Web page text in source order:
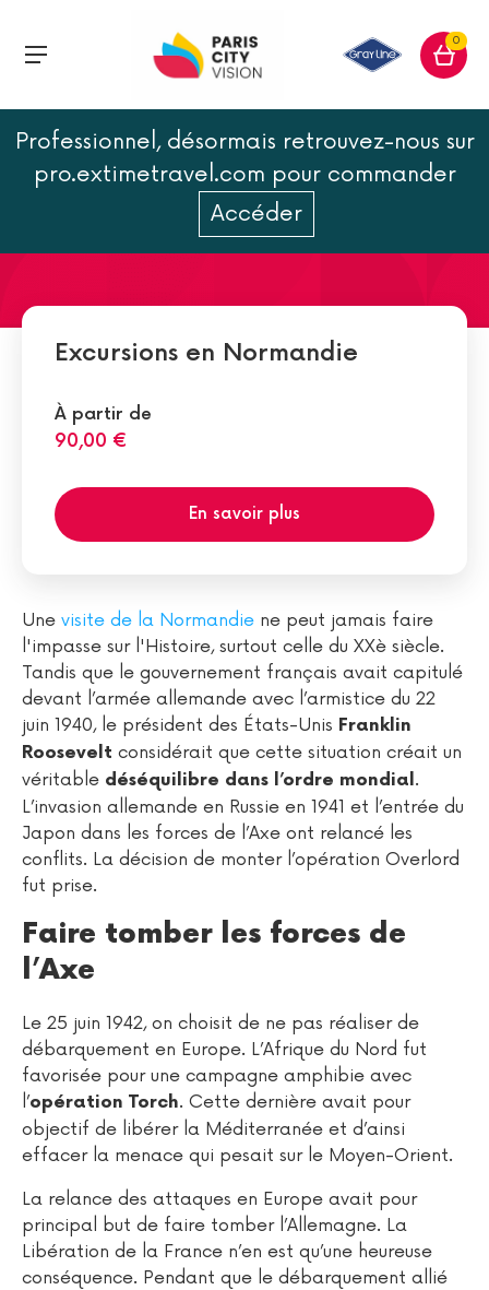
0
Professionnel, désormais retrouvez-nous sur
pro.extimetravel.com pour commander
Accéder
L'histoire de la Normandie
Excursions en Normandie
À partir de
90,00 €
En savoir plus
Une visite de la Normandie ne peut jamais faire
l'impasse sur l'Histoire, surtout celle du XXè siècle.
Tandis que le gouvernement français avait capitulé
devant l’armée allemande avec l’armistice du 22
juin 1940, le président des États-Unis Franklin
Roosevelt considérait que cette situation créait un
véritable déséquilibre dans l’ordre mondial.
L’invasion allemande en Russie en 1941 et l’entrée du
Japon dans les forces de l’Axe ont relancé les
conflits. La décision de monter l’opération Overlord
fut prise.
Faire tomber les forces de
l’Axe
Le 25 juin 1942, on choisit de ne pas réaliser de
débarquement en Europe. L’Afrique du Nord fut
favorisée pour une campagne amphibie avec
l’opération Torch. Cette dernière avait pour
objectif de libérer la Méditerranée et d’ainsi
effacer la menace qui pesait sur le Moyen-Orient.
La relance des attaques en Europe avait pour
principal but de faire tomber l’Allemagne. La
Libération de la France n’en est qu’une heureuse
conséquence. Pendant que le débarquement allié